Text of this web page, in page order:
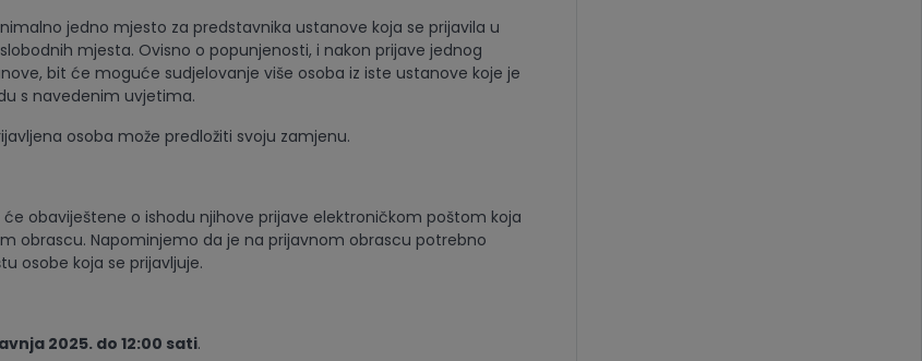
jedno mjesto za predstavnika ustanove koja se prijavila u
mjesta. Ovisno o popunjenosti, i nakon prijave jednog
bit će moguće sudjelovanje više osoba iz iste ustanove koje je
s navedenim uvjetima.
osoba može predložiti svoju zamjenu.
će obaviještene o ishodu njihove prijave elektroničkom poštom koja
obrascu. Napominjemo da je na prijavnom obrascu potrebno
osobe koja se prijavljuje.
2025. do 12:00 sati.